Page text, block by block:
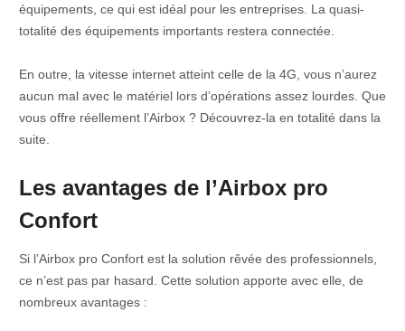
équipements, ce qui est idéal pour les entreprises. La quasi-
totalité des équipements importants restera connectée.
En outre, la vitesse internet atteint celle de la 4G, vous n’aurez
aucun mal avec le matériel lors d’opérations assez lourdes. Que
vous offre réellement l’Airbox ? Découvrez-la en totalité dans la
suite.
Les avantages de l’Airbox pro
Confort
Si l’Airbox pro Confort est la solution rêvée des professionnels,
ce n’est pas par hasard. Cette solution apporte avec elle, de
nombreux avantages :